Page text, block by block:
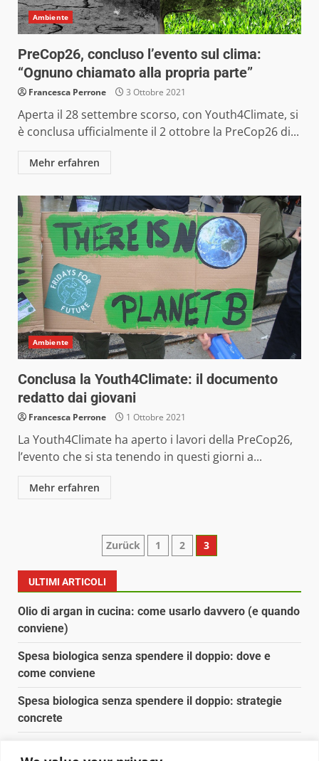
Ambiente
PreCop26, concluso l’evento sul clima:
“Ognuno chiamato alla propria parte”
Francesca Perrone 3 Ottobre 2021
Aperta il 28 settembre scorso, con Youth4Climate, si
è conclusa ufficialmente il 2 ottobre la PreCop26 di...
Mehr erfahren
Ambiente
Conclusa la Youth4Climate: il documento
redatto dai giovani
Francesca Perrone 1 Ottobre 2021
La Youth4Climate ha aperto i lavori della PreCop26,
l’evento che si sta tenendo in questi giorni a...
Mehr erfahren
Paginazione
degli
articoli
Zurück 1 2 3
ULTIMI ARTICOLI
Olio di argan in cucina: come usarlo davvero (e quando
conviene)
Spesa biologica senza spendere il doppio: dove e
come conviene
Spesa biologica senza spendere il doppio: strategie
concrete